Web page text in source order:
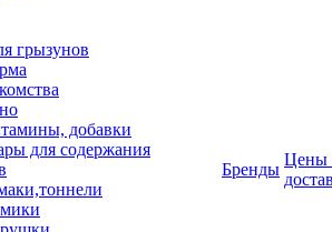
грызунов
добавки
для содержания
Бренды
Цены